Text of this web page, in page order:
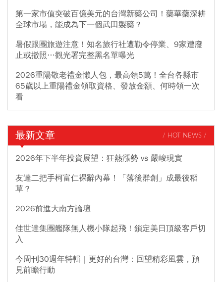
第一家市值突破百億美元的台灣新藥公司！藥華藥深耕
全球市場，能成為下一個武田製藥？
暑假跟團旅遊注意！知名旅行社遭勒令停業、9家遭廢
止或撤照…觀光署完整黑名單曝光
2026重陽敬老禮金懶人包，最高領5萬！全台各縣市
65歲以上重陽禮金領取資格、發放金額、何時領一次
看
最新文章 / HOT NEWS /
2026年下半年投資展望：狂熱漲勢 vs 嚴峻現實
友達二把手柯富仁裸辭內幕！「落後群創」成最後稻
草？
2026前進大南方論壇
佳世達集團艦隊無人機小隊起飛！鎖定美日頂級客戶切
入
今周刊30週年特輯｜更好的台灣：回望精彩風雲，預
見前瞻行動